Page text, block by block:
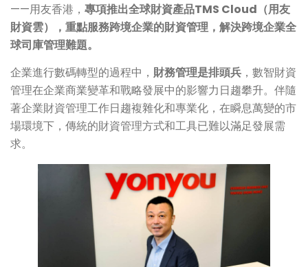
——用友香港， 專項推出全球財資產品TMS Cloud（用友
財資雲），重點服務跨境企業的財資管理，解決跨境企業全
球司庫管理難題。
企業進行數碼轉型的過程中， 財務管理是排頭兵 ，數智財資
管理在企業商業變革和戰略發展中的影響力日趨攀升。伴隨
著企業財資管理工作日趨複雜化和專業化，在瞬息萬變的市
場環境下，傳統的財資管理方式和工具已難以滿足發展需
求。